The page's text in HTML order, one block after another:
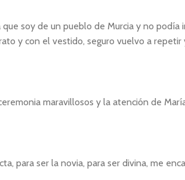
soy de un pueblo de Murcia y no
y con el vestido, seguro vuelvo a repetir
maravillosos y la atención de
para ser la novia, para ser divina, me